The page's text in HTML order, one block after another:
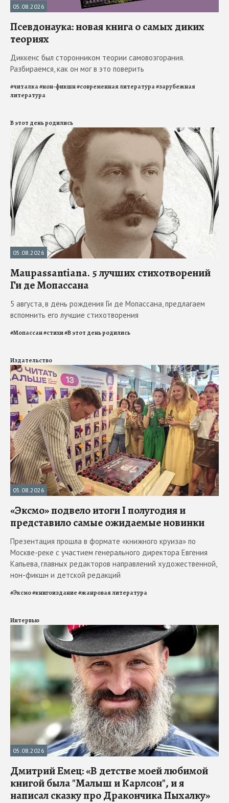
05.08.2026
Псевдонаука: новая книга о самых диких
теориях
Диккенс был сторонником теории самовозгорания.
Разбираемся, как он мог в это поверить
#читалка#нон-фикшн#современная литература#зарубежная
литература
В этот день родились
05.08.2026
Maupassantiana. 5 лучших стихотворений
Ги де Мопассана
5 августа, в день рождения Ги де Мопассана, предлагаем
вспомнить его лучшие стихотворения
#Мопассан#стихи#В этот день родились
Издательство
05.08.2026
«Эксмо» подвело итоги I полугодия и
представило самые ожидаемые новинки
Презентация прошла в формате «книжного круиза» по
Москве-реке с участием генерального директора Евгения
Капьева, главных редакторов направлений художественной,
нон-фикшн и детской редакций
#Эксмо#книгоиздание#жанровая литература
Интервью
05.08.2026
Дмитрий Емец: «В детстве моей любимой
книгой была "Малыш и Карлсон", и я
написал сказку про Дракончика Пыхалку»